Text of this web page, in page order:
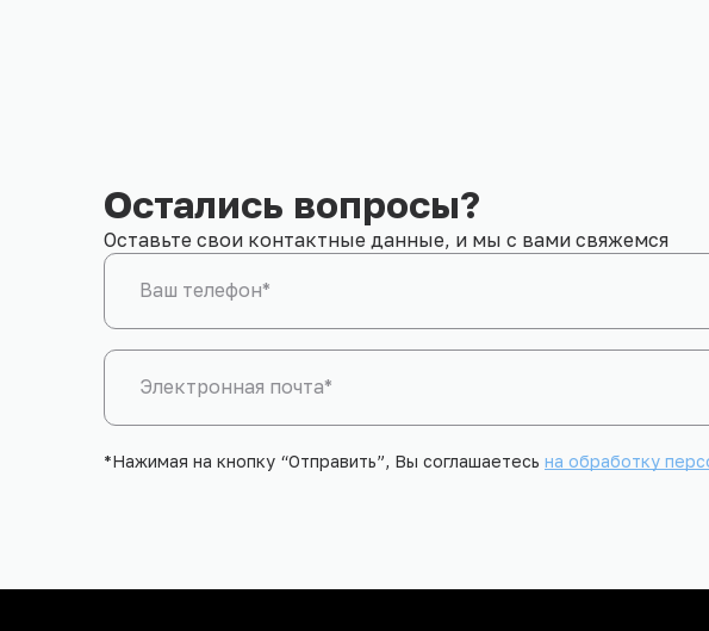
Остались вопросы?
Оставьте свои контактные данные, и мы с вами свяжемся
Ваш телефон*
Электронная почта*
*Нажимая на кнопку “Отправить”, Вы соглашаетесь на обработку